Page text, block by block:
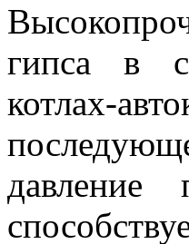
гипса в
котлах-